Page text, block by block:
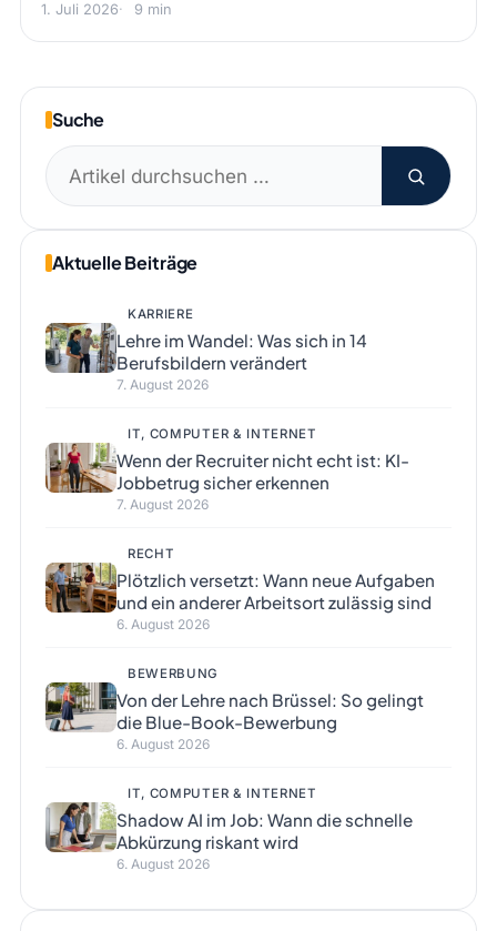
1. Juli 2026 9 min
Suche
Suchen
nach:
Aktuelle Beiträge
KARRIERE
Lehre im Wandel: Was sich in 14
Berufsbildern verändert
7. August 2026
IT, COMPUTER & INTERNET
Wenn der Recruiter nicht echt ist: KI-
Jobbetrug sicher erkennen
7. August 2026
RECHT
Plötzlich versetzt: Wann neue Aufgaben
und ein anderer Arbeitsort zulässig sind
6. August 2026
BEWERBUNG
Von der Lehre nach Brüssel: So gelingt
die Blue-Book-Bewerbung
6. August 2026
IT, COMPUTER & INTERNET
Shadow AI im Job: Wann die schnelle
Abkürzung riskant wird
6. August 2026